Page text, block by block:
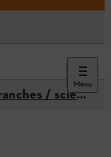
Menu
Scies de jardin / sécateurs / coupe-branches / scies à branches